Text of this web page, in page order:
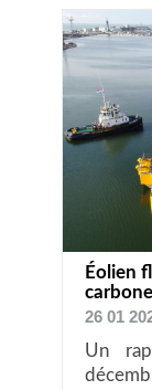
Éolien
26 01
Un